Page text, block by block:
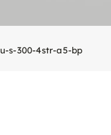
u-s-300-4str-a5-bp